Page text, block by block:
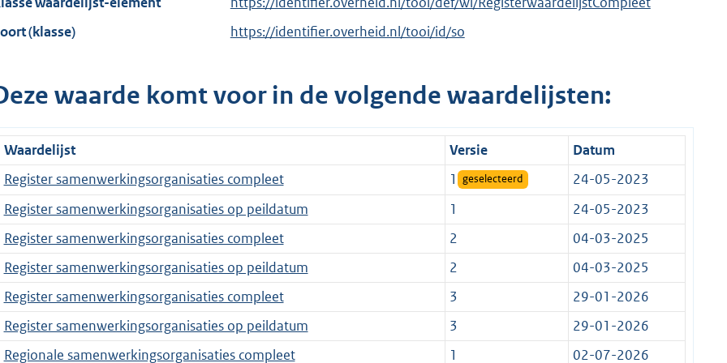
(klasse)
https://identifier.overheid.nl/tooi/id/so
waarde komt voor in de volgende waardelijsten:
Waardelijst Versie
Datum
Register samenwerkingsorganisaties compleet
1 geselecteerd
24-05-2023
Register samenwerkingsorganisaties op peildatum
1
24-05-2023
Register samenwerkingsorganisaties compleet
2
04-03-2025
Register samenwerkingsorganisaties op peildatum
2
04-03-2025
Register samenwerkingsorganisaties compleet
3
29-01-2026
Register samenwerkingsorganisaties op peildatum
3
29-01-2026
Regionale samenwerkingsorganisaties compleet
1 02-07-2026